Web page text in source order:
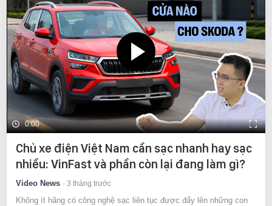
0:00
Chủ xe điện Việt Nam cần sạc nhanh hay sạc
nhiều: VinFast và phần còn lại đang làm gì?
Video News 3 tháng trước
Không ít hãng có công nghệ sạc liên tục được đẩy lên những con